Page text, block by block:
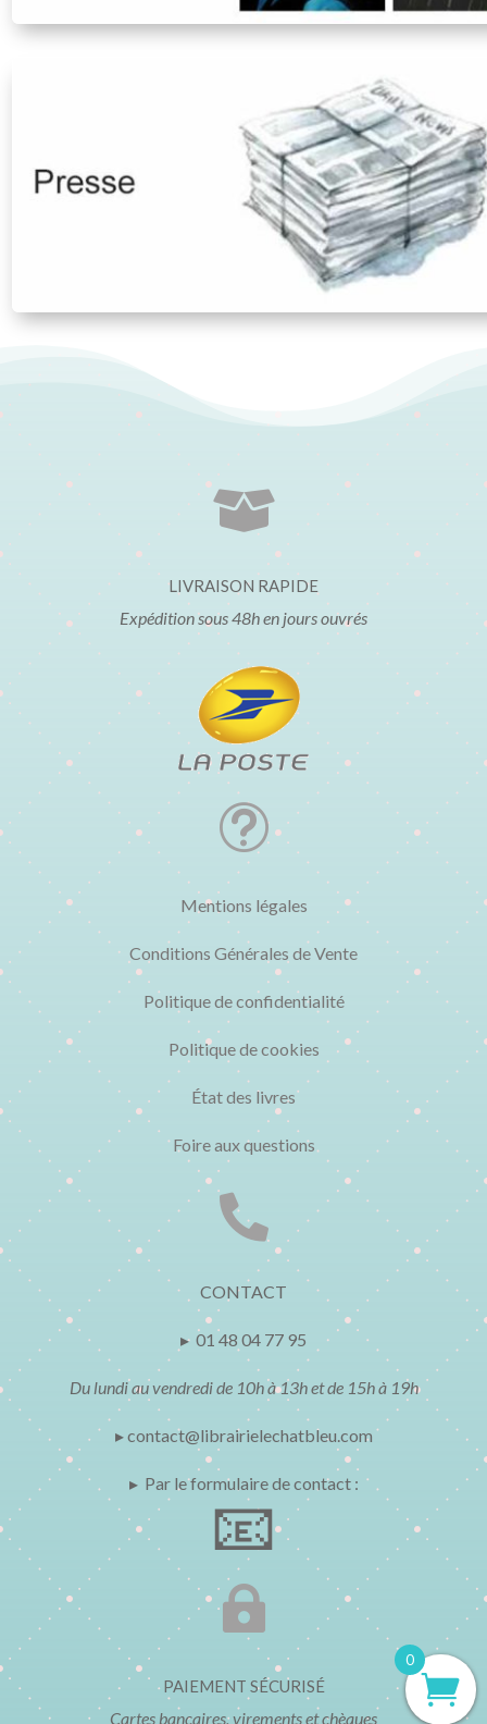

LIVRAISON RAPIDE
Expédition sous 48h en jours ouvrés
t
Mentions légales
Conditions Générales de Vente
Politique de confidentialité
Politique de cookies
État des livres
Foire aux questions

CONTACT
▸ 01 48 04 77 95
Du lundi au vendredi de 10h à 13h et de 15h à 19h
▸ contact@librairielechatbleu.com
▸ Par le formulaire de contact :
📧

PAIEMENT SÉCURISÉ
Cartes bancaires, virements et chèques
0